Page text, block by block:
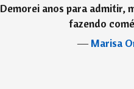
Demorei anos para admitir,
fazendo
―Marisa